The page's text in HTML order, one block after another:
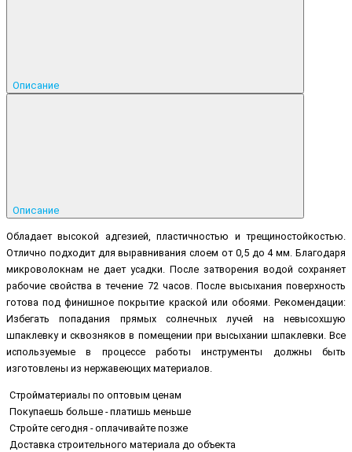
Описание
Описание
Обладает высокой адгезией, пластичностью и трещиностойкостью.
Отлично подходит для выравнивания слоем от 0,5 до 4 мм. Благодаря
микроволокнам не дает усадки. После затворения водой сохраняет
рабочие свойства в течение 72 часов. После высыхания поверхность
готова под финишное покрытие краской или обоями. Рекомендации:
Избегать попадания прямых солнечных лучей на невысохшую
шпаклевку и сквозняков в помещении при высыхании шпаклевки. Все
используемые в процессе работы инструменты должны быть
изготовлены из нержавеющих материалов.
Стройматериалы по оптовым ценам
Покупаешь больше - платишь меньше
Стройте сегодня - оплачивайте позже
Доставка строительного материала до объекта